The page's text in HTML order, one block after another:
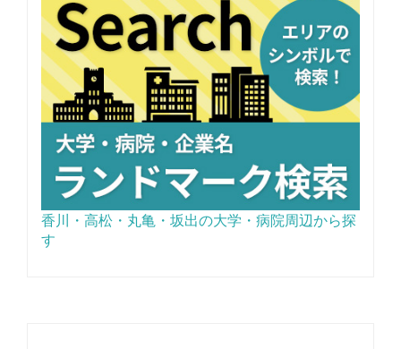
香川・高松・丸亀・坂出の大学・病院周辺から探
す